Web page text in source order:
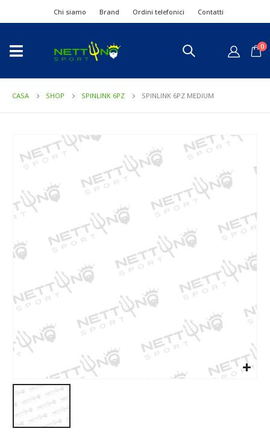
Chi siamo Brand Ordini telefonici Contatti
0
CASA SHOP SPINLINK 6PZ SPINLINK 6PZ MEDIUM